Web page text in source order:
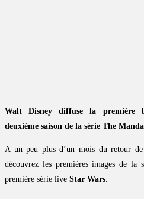
Walt Disney diffuse la première
deuxième saison de la série The
A un peu plus d’un mois du retour
découvrez les premières images de la
première série live Star Wars.